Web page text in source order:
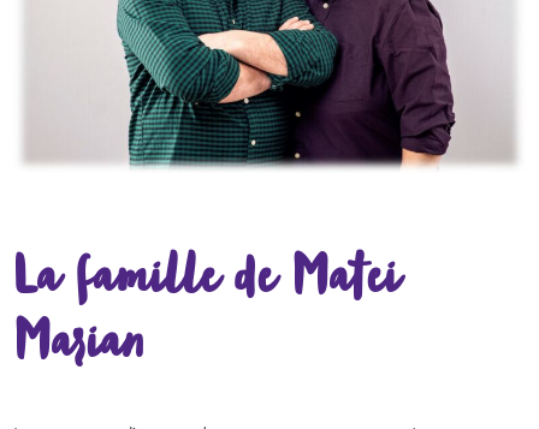
La famille de Matei
Marian